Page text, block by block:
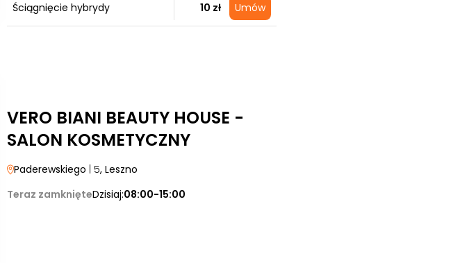
Ściągnięcie hybrydy 10 zł Umów
VERO BIANI BEAUTY HOUSE -
SALON KOSMETYCZNY
Paderewskiego | 5, Leszno
Teraz zamknięteDzisiaj:08:00-15:00